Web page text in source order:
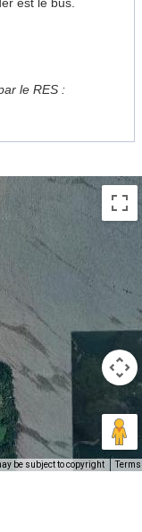
le RES :
be subject to copyright Terms